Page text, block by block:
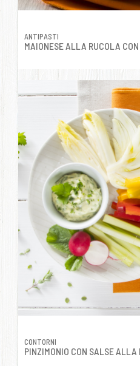
ANTIPASTI
MAIONESE ALLA RUCOLA
CONTORNI
PINZIMONIO CON SALSE ALLA